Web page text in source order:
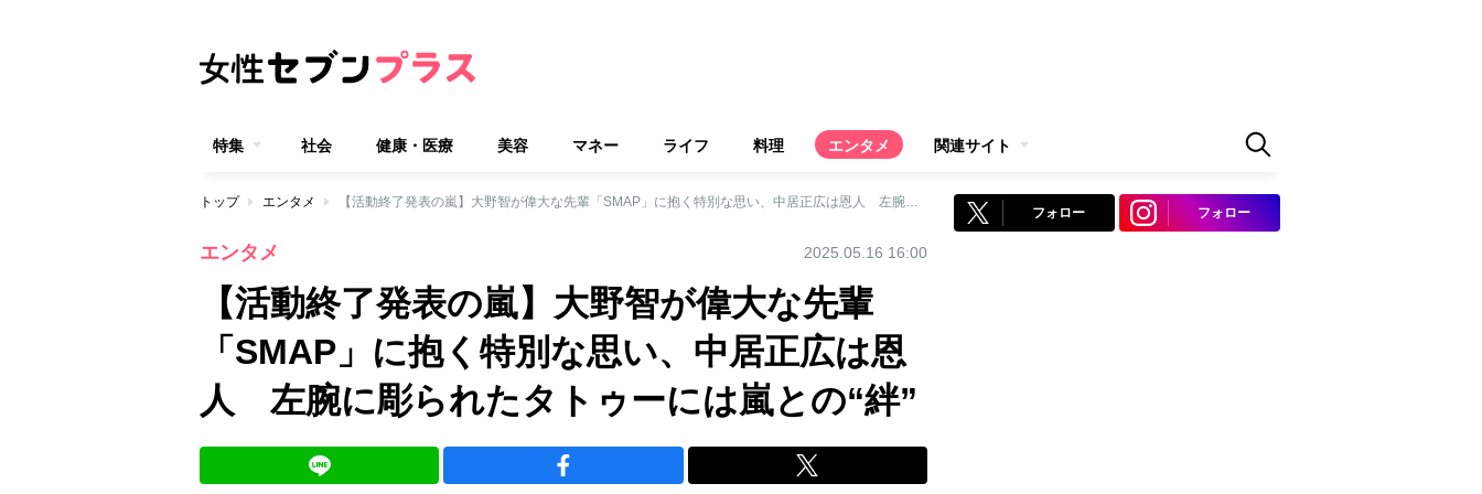
特集 社会 健康・医療 美容 マネー ライフ 料理 エンタメ 関連サイト
トップ エンタメ 【活動終了発表の嵐】大野智が偉大な先輩「SMAP」に抱く特別な思い、中居正広は恩人 左腕に彫られたタトゥーには嵐との“絆”
エンタメ 2025.05.16 16:00
【活動終了発表の嵐】大野智が偉大な先輩
「SMAP」に抱く特別な思い、中居正広は恩
人 左腕に彫られたタトゥーには嵐との“絆”
フォロー フォロー